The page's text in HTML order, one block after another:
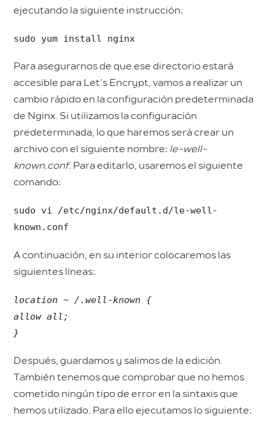
ejecutando la siguiente instrucción:
sudo yum install nginx
Para asegurarnos de que ese directorio estará
accesible para Let’s Encrypt, vamos a realizar un
cambio rápido en la configuración predeterminada
de Nginx. Si utilizamos la configuración
predeterminada, lo que haremos será crear un
archivo con el siguiente nombre: le-well-
known.conf. Para editarlo, usaremos el siguiente
comando:
sudo vi /etc/nginx/default.d/le-well-
known.conf
A continuación, en su interior colocaremos las
siguientes líneas:
location ~ /.well-known {
allow all;
}
Después, guardamos y salimos de la edición.
También tenemos que comprobar que no hemos
cometido ningún tipo de error en la sintaxis que
hemos utilizado. Para ello ejecutamos lo siguiente: